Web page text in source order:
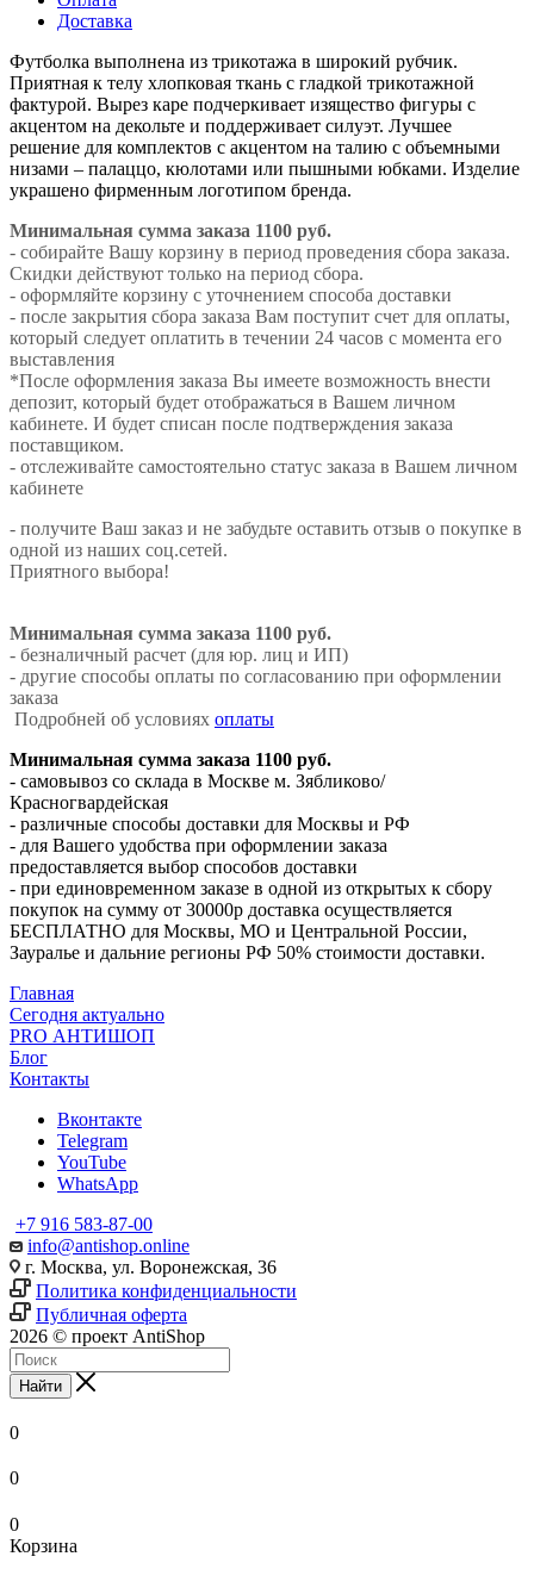
Доставка
Футболка выполнена из трикотажа в широкий рубчик.
Приятная к телу хлопковая ткань с гладкой трикотажной
фактурой. Вырез каре подчеркивает изящество фигуры с
акцентом на декольте и поддерживает силуэт. Лучшее
решение для комплектов с акцентом на талию с объемными
низами – палаццо, кюлотами или пышными юбками. Изделие
украшено фирменным логотипом бренда.
Минимальная сумма заказа 1100 руб.
- собирайте Вашу корзину в период проведения сбора заказа.
Скидки действуют только на период сбора.
- оформляйте корзину с уточнением способа доставки
- после закрытия сбора заказа Вам поступит счет для оплаты,
который следует оплатить в течении 24 часов с момента его
выставления
*После оформления заказа Вы имеете возможность внести
депозит, который будет отображаться в Вашем личном
кабинете. И будет списан после подтверждения заказа
поставщиком.
- отслеживайте самостоятельно статус заказа в Вашем личном
кабинете
- получите Ваш заказ и не забудьте оставить отзыв о покупке в
одной из наших соц.сетей.
Приятного выбора!
Минимальная сумма заказа 1100 руб.
- безналичный расчет (для юр. лиц и ИП)
- другие способы оплаты по согласованию при оформлении
заказа
Подробней об условиях оплаты
Минимальная сумма заказа 1100 руб.
- самовывоз со склада в Москве м. Зябликово/
Красногвардейская
- различные способы доставки для Москвы и РФ
- для Вашего удобства при оформлении заказа
предоставляется выбор способов доставки
- при единовременном заказе в одной из открытых к сбору
покупок на сумму от 30000р доставка осуществляется
БЕСПЛАТНО для Москвы, МО и Центральной России,
Зауралье и дальние регионы РФ 50% стоимости доставки.
Главная
Сегодня актуально
PRO АНТИШОП
Блог
Контакты
Вконтакте
Telegram
YouTube
WhatsApp
+7 916 583-87-00
info@antishop.online
г. Москва, ул. Воронежская, 36
Политика конфиденциальности
Публичная оферта
2026 © проект AntiShop
Найти
0
0
0
Корзина